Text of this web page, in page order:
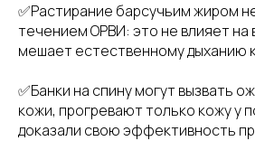
✅Растирание барсучьим жиром
течением ОРВИ: это не влияет на
мешает естественному дыханию
✅Банки на спину могут вызвать
кожи, прогревают только кожу у
доказали свою эффективность